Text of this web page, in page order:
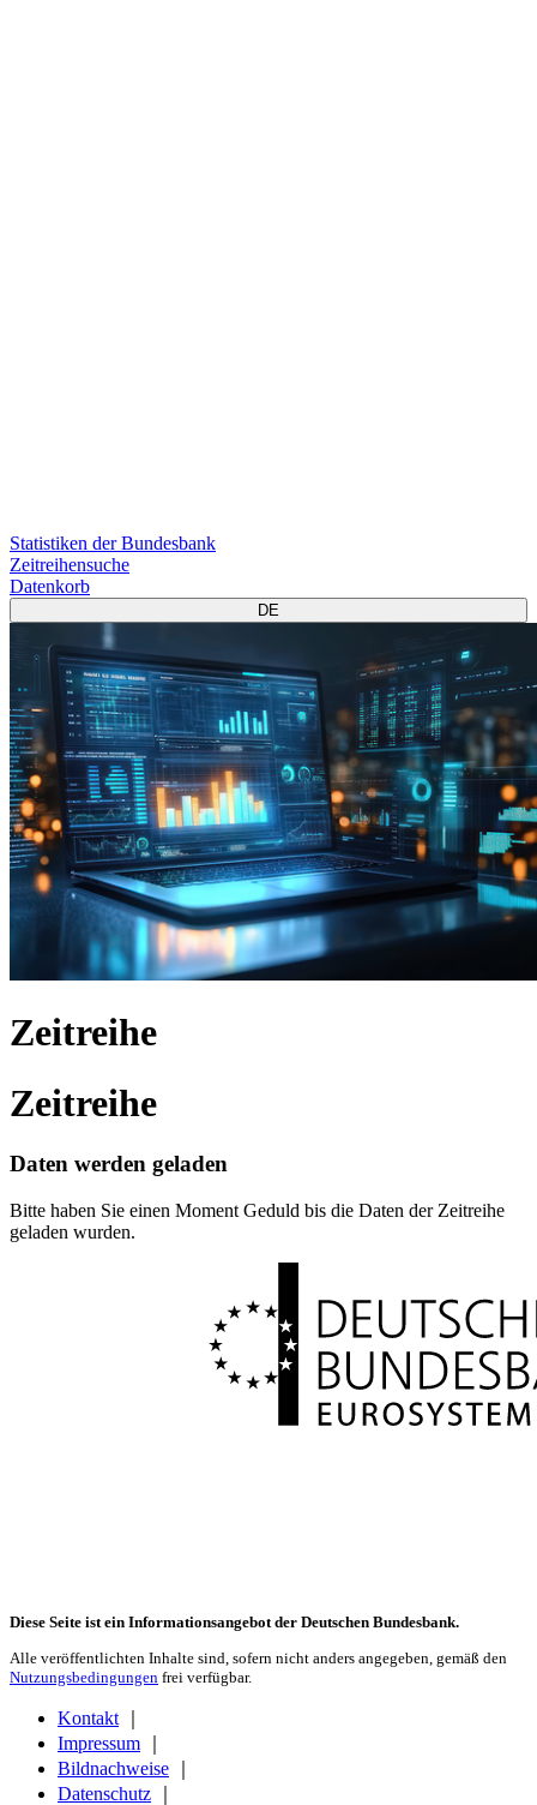
Statistiken der Bundesbank
Zeitreihensuche
Datenkorb
DE
Zeitreihe
Zeitreihe
Daten werden geladen
Bitte haben Sie einen Moment Geduld bis die Daten der Zeitreihe
geladen wurden.
Diese Seite ist ein Informationsangebot der Deutschen Bundesbank.
Alle veröffentlichten Inhalte sind, sofern nicht anders angegeben, gemäß den
Nutzungsbedingungen frei verfügbar.
Kontakt
Impressum
Bildnachweise
Datenschutz